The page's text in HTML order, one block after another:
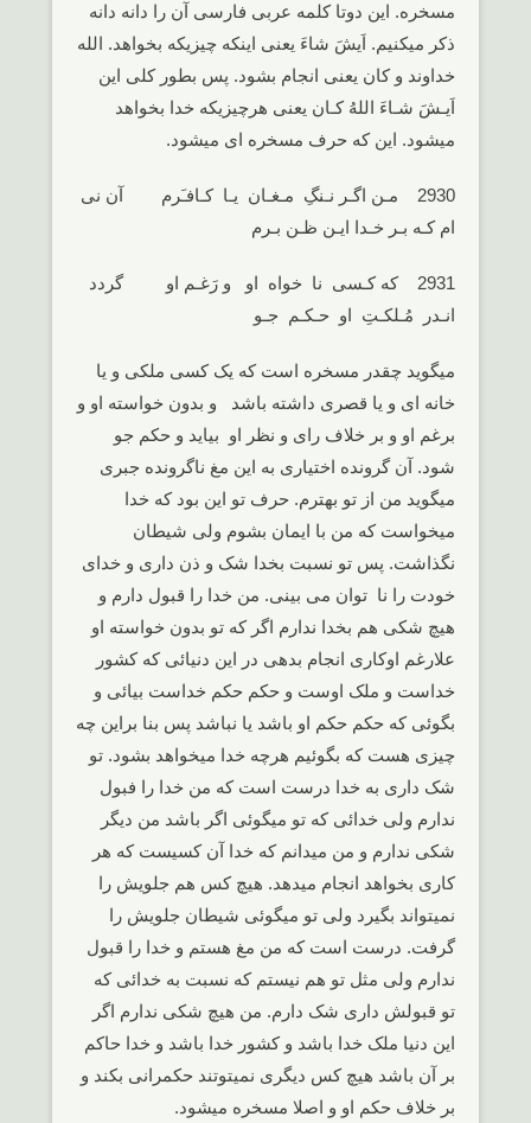
مسخره. این دوتا کلمه عربی فارسی آن را دانه دانه
ذکر میکنیم. اَیشَ شاءَ یعنی اینکه چیزیکه بخواهد. الله
خداوند و کان یعنی انجام بشود. پس بطور کلی این
اَیـشَ شـاءَ اللهُ کـان یعنی هرچیزیکه خدا بخواهد
میشود. این که حرف مسخره ای میشود.
2930 مـن اگـر نـنگِ مـغـان یـا کـافـَرم آن نی
ام کـه بـر خـدا ایـن ظـن بـرم
2931 که کـسی نا خواه او و رَغـم او گردد
انـدر مُـلکـتِ او حـکـم جـو
میگوید چقدر مسخره است که یک کسی ملکی و یا
خانه ای و یا قصری داشته باشد و بدون خواسته او و
برغم او و بر خلاف رای و نظر او بیاید و حکم جو
شود. آن گرونده اختیاری به این مغ ناگرونده جبری
میگوید من از تو بهترم. حرف تو این بود که خدا
میخواست که من با ایمان بشوم ولی شیطان
نگذاشت. پس تو نسبت بخدا شک و ذن داری و خدای
خودت را نا توان می بینی. من خدا را قبول دارم و
هیچ شکی هم بخدا ندارم اگر که تو بدون خواسته او
علارغم اوکاری انجام بدهی در این دنیائی که کشور
خداست و ملک اوست و حکم حکم خداست بیائی و
بگوئی که حکم حکم او باشد یا نباشد پس بنا براین چه
چیزی هست که بگوئیم هرچه خدا میخواهد بشود. تو
شک داری به خدا درست است که من خدا را فبول
ندارم ولی خدائی که تو میگوئی اگر باشد من دیگر
شکی ندارم و من میدانم که خدا آن کسیست که هر
کاری بخواهد انجام میدهد. هیچ کس هم جلویش را
نمیتواند بگیرد ولی تو میگوئی شیطان جلویش را
گرفت. درست است که من مغ هستم و خدا را قبول
ندارم ولی مثل تو هم نیستم که نسبت به خدائی که
تو قبولش داری شک دارم. من هیچ شکی ندارم اگر
این دنیا ملک خدا باشد و کشور خدا باشد و خدا حاکم
بر آن باشد هیچ کس دیگری نمیتوتند حکمرانی بکند و
بر خلاف حکم او و اصلا مسخره میشود.